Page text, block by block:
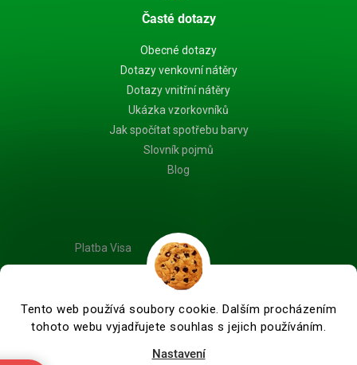
Tento web používá soubory cookie. Dalším procházením
tohoto webu vyjadřujete souhlas s jejich používáním.
Nastavení
Časté dotazy
Obecné dotazy
Dotazy venkovní nátěry
Dotazy vnitřní nátěry
Ukázka vzorkovníků
Jak spočítat spotřebu barvy
Slovník pojmů
Blog
Platba Visa